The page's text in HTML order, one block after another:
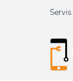
obsah
Servis